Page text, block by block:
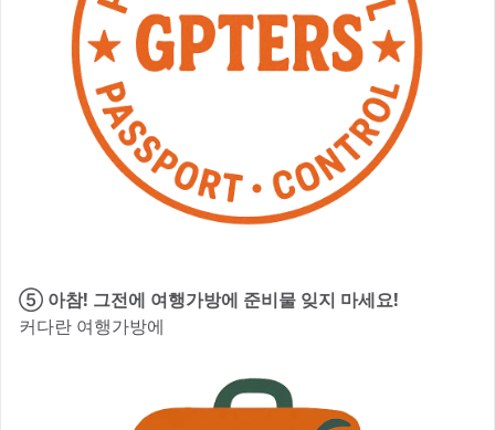
⑤ 아참! 그전에 여행가방에 준비물 잊지 마세요!
커다란 여행가방에